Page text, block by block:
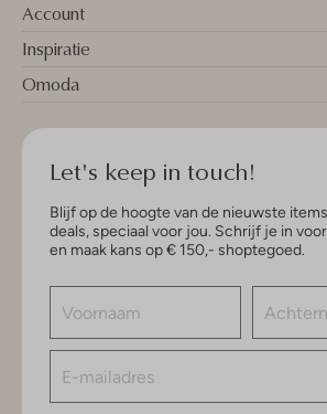
Account
Inspiratie
Omoda
Let's keep in touch!
Blijf op de hoogte van de nieuwste
deals, speciaal voor jou. Schrijf je in
en maak kans op € 150,- shoptegoed.